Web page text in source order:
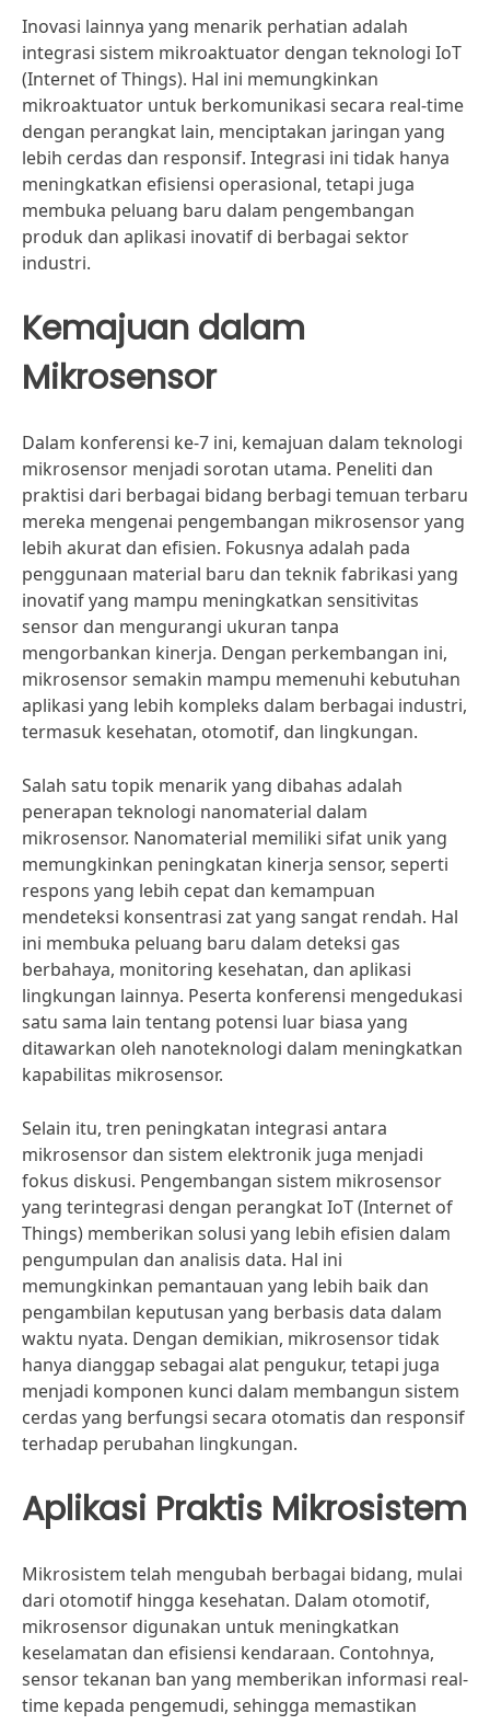
Inovasi lainnya yang menarik perhatian adalah
integrasi sistem mikroaktuator dengan teknologi IoT
(Internet of Things). Hal ini memungkinkan
mikroaktuator untuk berkomunikasi secara real-time
dengan perangkat lain, menciptakan jaringan yang
lebih cerdas dan responsif. Integrasi ini tidak hanya
meningkatkan efisiensi operasional, tetapi juga
membuka peluang baru dalam pengembangan
produk dan aplikasi inovatif di berbagai sektor
industri.
Kemajuan dalam
Mikrosensor
Dalam konferensi ke-7 ini, kemajuan dalam teknologi
mikrosensor menjadi sorotan utama. Peneliti dan
praktisi dari berbagai bidang berbagi temuan terbaru
mereka mengenai pengembangan mikrosensor yang
lebih akurat dan efisien. Fokusnya adalah pada
penggunaan material baru dan teknik fabrikasi yang
inovatif yang mampu meningkatkan sensitivitas
sensor dan mengurangi ukuran tanpa
mengorbankan kinerja. Dengan perkembangan ini,
mikrosensor semakin mampu memenuhi kebutuhan
aplikasi yang lebih kompleks dalam berbagai industri,
termasuk kesehatan, otomotif, dan lingkungan.
Salah satu topik menarik yang dibahas adalah
penerapan teknologi nanomaterial dalam
mikrosensor. Nanomaterial memiliki sifat unik yang
memungkinkan peningkatan kinerja sensor, seperti
respons yang lebih cepat dan kemampuan
mendeteksi konsentrasi zat yang sangat rendah. Hal
ini membuka peluang baru dalam deteksi gas
berbahaya, monitoring kesehatan, dan aplikasi
lingkungan lainnya. Peserta konferensi mengedukasi
satu sama lain tentang potensi luar biasa yang
ditawarkan oleh nanoteknologi dalam meningkatkan
kapabilitas mikrosensor.
Selain itu, tren peningkatan integrasi antara
mikrosensor dan sistem elektronik juga menjadi
fokus diskusi. Pengembangan sistem mikrosensor
yang terintegrasi dengan perangkat IoT (Internet of
Things) memberikan solusi yang lebih efisien dalam
pengumpulan dan analisis data. Hal ini
memungkinkan pemantauan yang lebih baik dan
pengambilan keputusan yang berbasis data dalam
waktu nyata. Dengan demikian, mikrosensor tidak
hanya dianggap sebagai alat pengukur, tetapi juga
menjadi komponen kunci dalam membangun sistem
cerdas yang berfungsi secara otomatis dan responsif
terhadap perubahan lingkungan.
Aplikasi Praktis Mikrosistem
Mikrosistem telah mengubah berbagai bidang, mulai
dari otomotif hingga kesehatan. Dalam otomotif,
mikrosensor digunakan untuk meningkatkan
keselamatan dan efisiensi kendaraan. Contohnya,
sensor tekanan ban yang memberikan informasi real-
time kepada pengemudi, sehingga memastikan